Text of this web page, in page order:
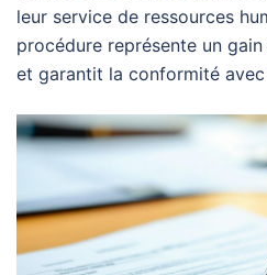
leur service de ressources
procédure représente un
et garantit la conformité